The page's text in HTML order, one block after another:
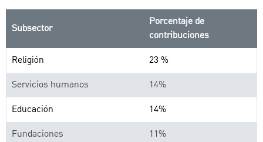
Subsector
Porcentaje de
contribuciones
Religión
23 %
Servicios humanos
14%
Educación
14%
Fundaciones
11%